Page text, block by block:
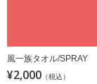
風一族タオル/SPRAY
¥2,000 （税込）